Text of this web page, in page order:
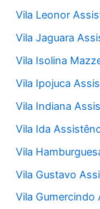
Vila Leonor
Vila Jaguara
Vila Isolina
Vila Ipojuca
Vila Indiana
Vila Ida
Vila
Vila Gustavo
Vila Gumercindo